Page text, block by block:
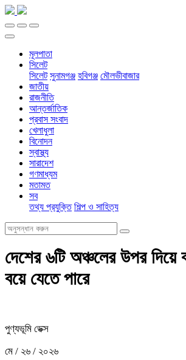
মূলপাতা
সিলেট
সিলেট সুনামগঞ্জ হবিগঞ্জ মৌলভীবাজার
জাতীয়
রাজনীতি
আন্তর্জাতিক
প্রবাস সংবাদ
খেলাধুলা
বিনোদন
স্বাস্থ্য
সারাদেশ
গণমাধ্যম
মতামত
সব
তথ্য প্রযুক্তি শিল্প ও সাহিত্য
দেশের ৬টি অঞ্চলের উপর দিয়ে
বয়ে যেতে পারে
পুণ্যভূমি ডেক্স
মে / ২৬ / ২০২৬